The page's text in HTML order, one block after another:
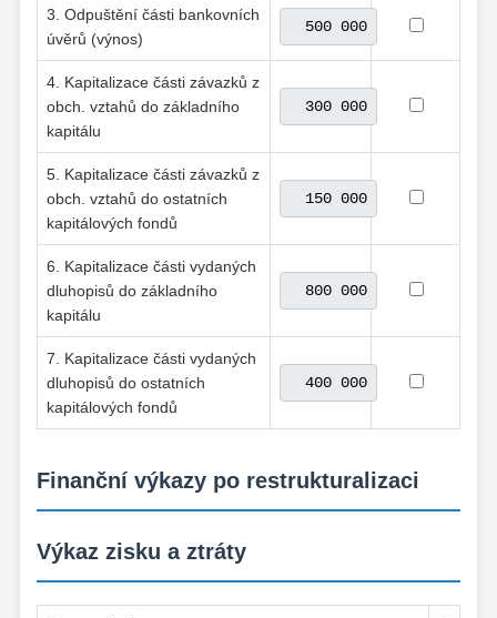
3. Odpuštění části bankovních
úvěrů (výnos)
4. Kapitalizace části závazků z
obch. vztahů do základního
kapitálu
5. Kapitalizace části závazků z
obch. vztahů do ostatních
kapitálových fondů
6. Kapitalizace části vydaných
dluhopisů do základního
kapitálu
7. Kapitalizace části vydaných
dluhopisů do ostatních
kapitálových fondů
Finanční výkazy po restrukturalizaci
Výkaz zisku a ztráty